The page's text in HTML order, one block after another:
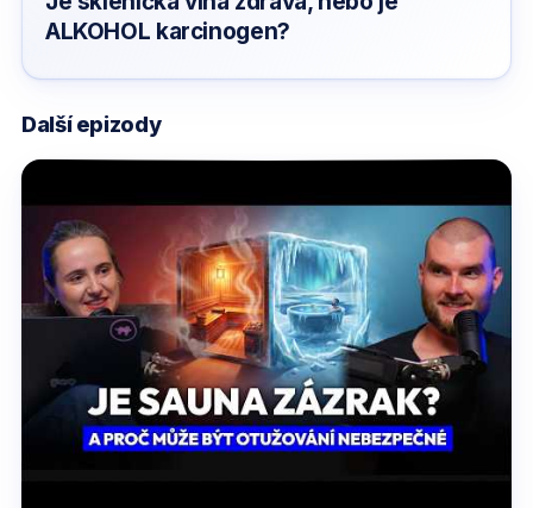
ALKOHOL karcinogen?
Další epizody